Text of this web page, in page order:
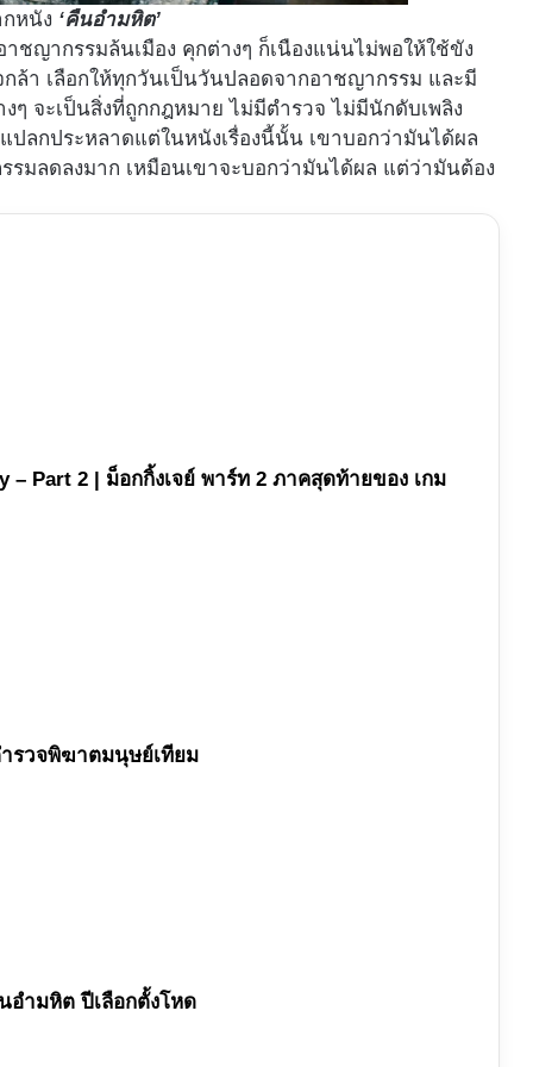
หนัง ‘คืนอำมหิต’
ชญากรรมล้นเมือง คุกต่างๆ ก็เนืองแน่นไม่พอให้ใช้ขัง
ล้า เลือกให้ทุกวันเป็นวันปลอดจากอาชญากรรม และมี
ๆ จะเป็นสิ่งที่ถูกกฎหมาย ไม่มีตำรวจ ไม่มีนักดับเพลิง
ลกประหลาดแต่ในหนังเรื่องนี้นั้น เขาบอกว่ามันได้ผล
มลดลงมาก เหมือนเขาจะบอกว่ามันได้ผล แต่ว่ามันต้อง
– Part 2 | ม็อกกิ้งเจย์ พาร์ท 2 ภาคสุดท้ายของ เกม
รวจพิฆาตมนุษย์เทียม
อำมหิต ปีเลือกตั้งโหด